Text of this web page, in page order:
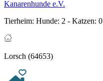
Kanarenhunde e.V.
Tierheim: Hunde: 2 - Katzen: 0
Lorsch (64653)